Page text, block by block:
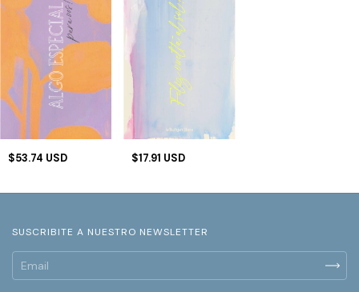
$53.74 USD $17.91 USD
SUSCRIBITE A NUESTRO NEWSLETTER